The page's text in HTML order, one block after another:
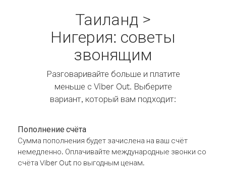
Таиланд >
Нигерия: советы
звонящим
Разговаривайте больше и платите
меньше с Viber Out. Выберите
вариант, который вам подходит:
Пополнение счёта
Сумма пополнения будет зачислена на ваш счёт
немедленно. Оплачивайте международные звонки со
счёта Viber Out по выгодным ценам.